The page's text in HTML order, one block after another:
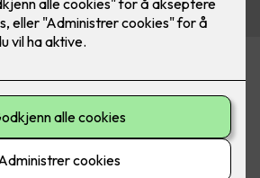
sertifiseringer
til å dokumentere kompetanse, og
kommuner, og
kontrollører iht. 405-3
el-kontrollforetak iht. 405-4.